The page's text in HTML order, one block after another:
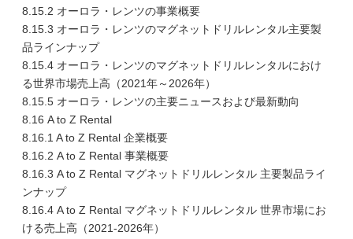
8.15.2 オーロラ・レンツの事業概要
8.15.3 オーロラ・レンツのマグネットドリルレンタル主要製
品ラインナップ
8.15.4 オーロラ・レンツのマグネットドリルレンタルにおけ
る世界市場売上高（2021年～2026年）
8.15.5 オーロラ・レンツの主要ニュースおよび最新動向
8.16 A to Z Rental
8.16.1 A to Z Rental 企業概要
8.16.2 A to Z Rental 事業概要
8.16.3 A to Z Rental マグネットドリルレンタル 主要製品ライ
ンナップ
8.16.4 A to Z Rental マグネットドリルレンタル 世界市場にお
ける売上高（2021-2026年）